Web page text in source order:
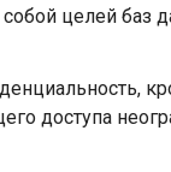
целей баз
доступа